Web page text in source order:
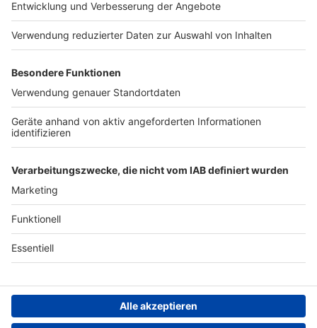
Presse
Werben
Archiv
ANTENNE BAYERN GROUP
Stiftung ANTENNE BAYERN
hilft
Teilnahmebedingungen
Grounding Page ANTENNE
BAYERN
Verkehrs-Hotline
Datenschutz­erklärung
einstellungen